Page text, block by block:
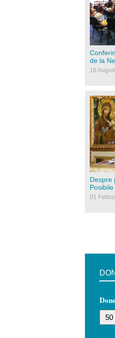
de la
16
site.jpg
Despre
01
50